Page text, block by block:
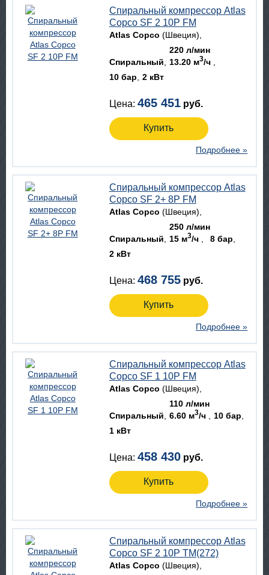
Спиральный компрессор Atlas
Copco SF 2 10P FM
Atlas Copco (Швеция)
Спиральный
220 л/мин
13.20 м3/ч
10 бар
2 кВт
Цена: 465 451 руб.
Купить
Подробнее »
Спиральный компрессор Atlas
Copco SF 2+ 8P FM
Atlas Copco (Швеция)
Спиральный
250 л/мин
15 м3/ч
8 бар
2 кВт
Цена: 468 755 руб.
Купить
Подробнее »
Спиральный компрессор Atlas
Copco SF 1 10P FM
Atlas Copco (Швеция)
Спиральный
110 л/мин
6.60 м3/ч
10 бар
1 кВт
Цена: 458 430 руб.
Купить
Подробнее »
Спиральный компрессор Atlas
Copco SF 2 10P TM(272)
Atlas Copco (Швеция)